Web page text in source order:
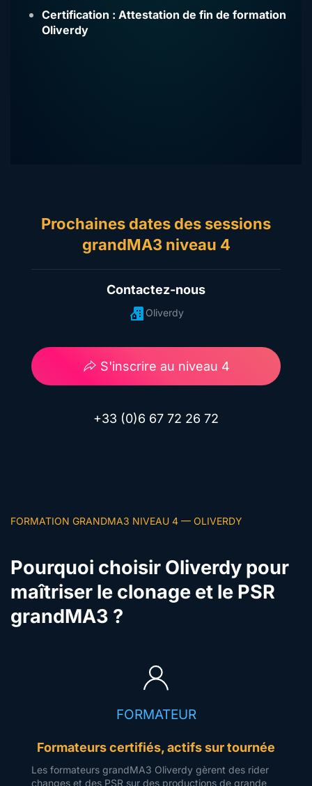
Certification : Attestation de fin de formation
Oliverdy
Prochaines dates des sessions
grandMA3 niveau 4
Contactez-nous
Oliverdy
S'inscrire au niveau 4
+33 (0)6 67 72 26 72
FORMATION GRANDMA3 NIVEAU 4 — OLIVERDY
Pourquoi choisir Oliverdy pour
maîtriser le clonage et le PSR
grandMA3 ?
FORMATEUR
Formateurs certifiés, actifs sur tournée
Les formateurs grandMA3 Oliverdy gèrent des rider
changes et des PSR sur des productions de grande